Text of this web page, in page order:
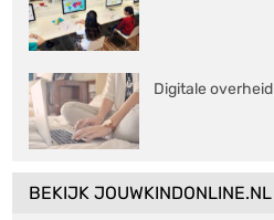
Digitale overheid
BEKIJK JOUWKINDONLINE.NL